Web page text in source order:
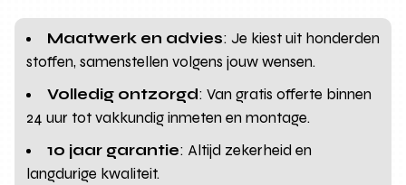
Maatwerk en advies: Je kiest uit honderden
stoffen, samenstellen volgens jouw wensen.
Volledig ontzorgd: Van gratis offerte binnen
24 uur tot vakkundig inmeten en montage.
10 jaar garantie: Altijd zekerheid en
langdurige kwaliteit.